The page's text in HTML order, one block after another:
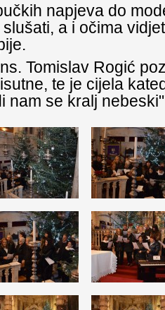
napjeva do
a i očima
Tomislav Rogić
te je cijela
nam se kralj